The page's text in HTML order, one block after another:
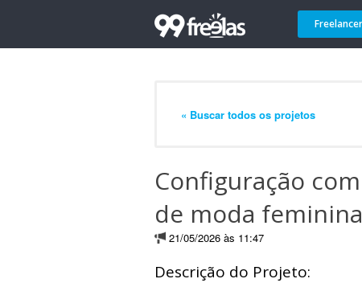
« Buscar todos os projetos
Configuração
de moda
21/05/2026 às 11:47
Descrição do Projeto: